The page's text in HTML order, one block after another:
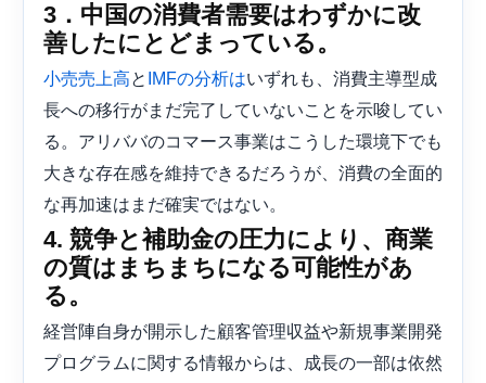
3．中国の消費者需要はわずかに改
善したにとどまっている。
小売売上高と IMFの分析はいずれも、消費主導型成
長への移行がまだ完了していないことを示唆してい
る。アリババのコマース事業はこうした環境下でも
大きな存在感を維持できるだろうが、消費の全面的
な再加速はまだ確実ではない。
4. 競争と補助金の圧力により、商業
の質はまちまちになる可能性があ
る。
経営陣自身が開示した顧客管理収益や新規事業開発
プログラムに関する情報からは、成長の一部は依然